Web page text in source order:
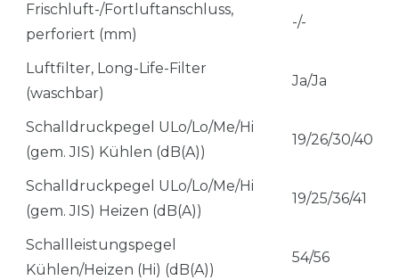
Frischluft-/Fortluftanschluss,
perforiert (mm)
-/-
Luftfilter, Long-Life-Filter
(waschbar)
Ja/Ja
Schalldruckpegel ULo/Lo/Me/Hi
(gem. JIS) Kühlen (dB(A))
19/26/30/40
Schalldruckpegel ULo/Lo/Me/Hi
(gem. JIS) Heizen (dB(A))
19/25/36/41
Schallleistungspegel
Kühlen/Heizen (Hi) (dB(A))
54/56